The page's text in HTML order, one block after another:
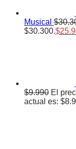
Musical $
$30.300.$
$9.990 El
actual es: